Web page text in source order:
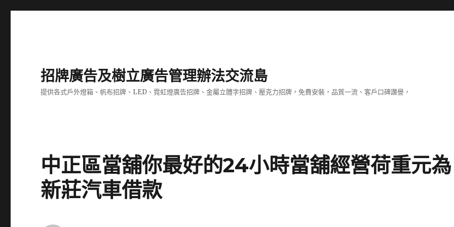
招牌廣告及樹立廣告管理辦法交流島
提供各式戶外燈箱、帆布招牌、LED、霓虹燈廣告招牌、金屬立體字招牌、壓克力招牌，免費安裝，品質一流、客戶口碑讚譽，
中正區當舖你最好的24小時當舖經營荷重元為
新莊汽車借款